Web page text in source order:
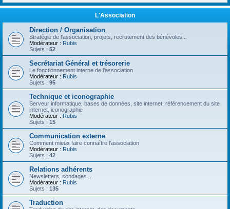
L'Association
Direction / Organisation
Stratégie de l'association, projets, recrutement des bénévoles...
Modérateur : Rubis
Sujets : 52
Secrétariat Général et trésorerie
Le fonctionnement interne de l'association
Modérateur : Rubis
Sujets : 95
Technique et iconographie
Serveur informatique, bases de données, site internet, référencement du site
internet, iconographie
Modérateur : Rubis
Sujets : 15
Communication externe
Comment mieux faire connaître l'association
Modérateur : Rubis
Sujets : 42
Relations adhérents
Newsletters, sondages...
Modérateur : Rubis
Sujets : 135
Traduction